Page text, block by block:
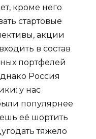
кроме него
стартовые
акции
в состав
портфелей
Россия
у нас
популярнее
её шортить
тяжело